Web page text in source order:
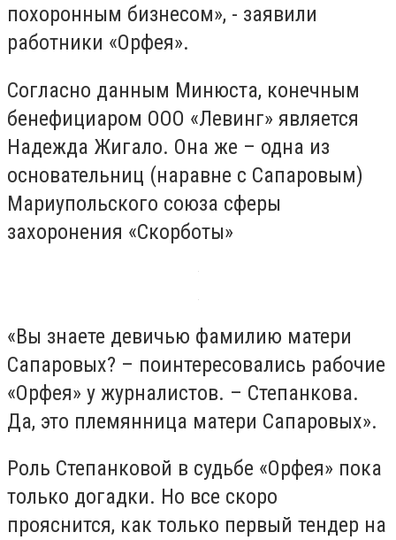
похоронным бизнесом», - заявили
работники «Орфея».
Согласно данным Минюста, конечным
бенефициаром ООО «Левинг» является
Надежда Жигало. Она же – одна из
основательниц (наравне с Сапаровым)
Мариупольского союза сферы
захоронения «Скорботы»
«Вы знаете девичью фамилию матери
Сапаровых? – поинтересовались рабочие
«Орфея» у журналистов. – Степанкова.
Да, это племянница матери Сапаровых».
Роль Степанковой в судьбе «Орфея» пока
только догадки. Но все скоро
прояснится, как только первый тендер на